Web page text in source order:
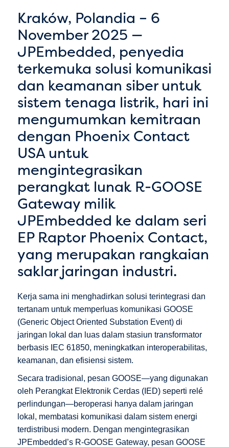
Kraków, Polandia – 6
November 2025 —
JPEmbedded, penyedia
terkemuka solusi komunikasi
dan keamanan siber untuk
sistem tenaga listrik, hari ini
mengumumkan kemitraan
dengan Phoenix Contact
USA untuk
mengintegrasikan
perangkat lunak R-GOOSE
Gateway milik
JPEmbedded ke dalam seri
EP Raptor Phoenix Contact,
yang merupakan rangkaian
saklar jaringan industri.
Kerja sama ini menghadirkan solusi terintegrasi dan
tertanam untuk memperluas komunikasi GOOSE
(Generic Object Oriented Substation Event) di
jaringan lokal dan luas dalam stasiun transformator
berbasis IEC 61850, meningkatkan interoperabilitas,
keamanan, dan efisiensi sistem.
Secara tradisional, pesan GOOSE—yang digunakan
oleh Perangkat Elektronik Cerdas (IED) seperti relé
perlindungan—beroperasi hanya dalam jaringan
lokal, membatasi komunikasi dalam sistem energi
terdistribusi modern. Dengan mengintegrasikan
JPEmbedded’s R-GOOSE Gateway, pesan GOOSE